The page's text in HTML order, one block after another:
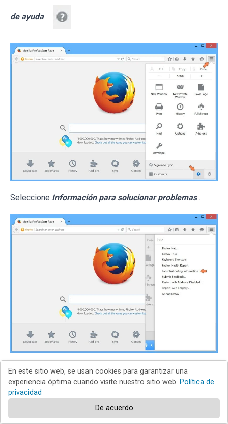
de ayuda
Seleccione Información para solucionar problemas .
En la nueva pantalla, haga clic en el botónRestablecer
Firefox .
En este sitio web, se usan cookies para garantizar una
experiencia óptima cuando visite nuestro sitio web. Política de
privacidad
De acuerdo